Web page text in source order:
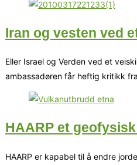
Iran og vesten ved
Eller Israel og Verden ved et
ambassadøren får heftig kritikk
HAARP et
HAARP er kapabel til å endre